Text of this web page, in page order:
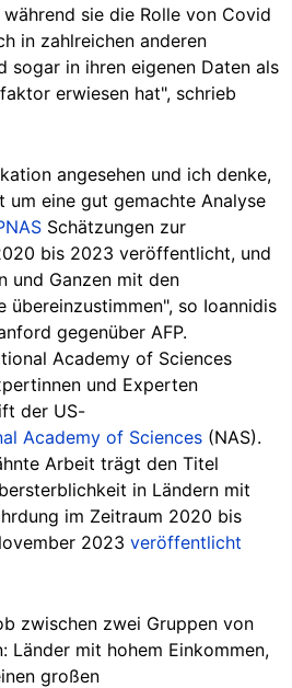
sie die Rolle von Covid
in zahlreichen anderen
sogar in ihren eigenen Daten als
erwiesen hat", schrieb
angesehen und ich denke,
um eine gut gemachte Analyse
Schätzungen zur
bis 2023 veröffentlicht, und
und Ganzen mit den
übereinzustimmen", so Ioannidis
gegenüber AFP.
Academy of Sciences
und Experten
der US-
Academy of Sciences (NAS).
Arbeit trägt den Titel
in Ländern mit
im Zeitraum 2020 bis
2023 veröffentlicht
zwischen zwei Gruppen von
Länder mit hohem Einkommen,
großen